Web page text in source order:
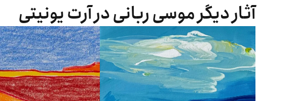
آثار دیگر موسی ربانی در آرت یونیتی